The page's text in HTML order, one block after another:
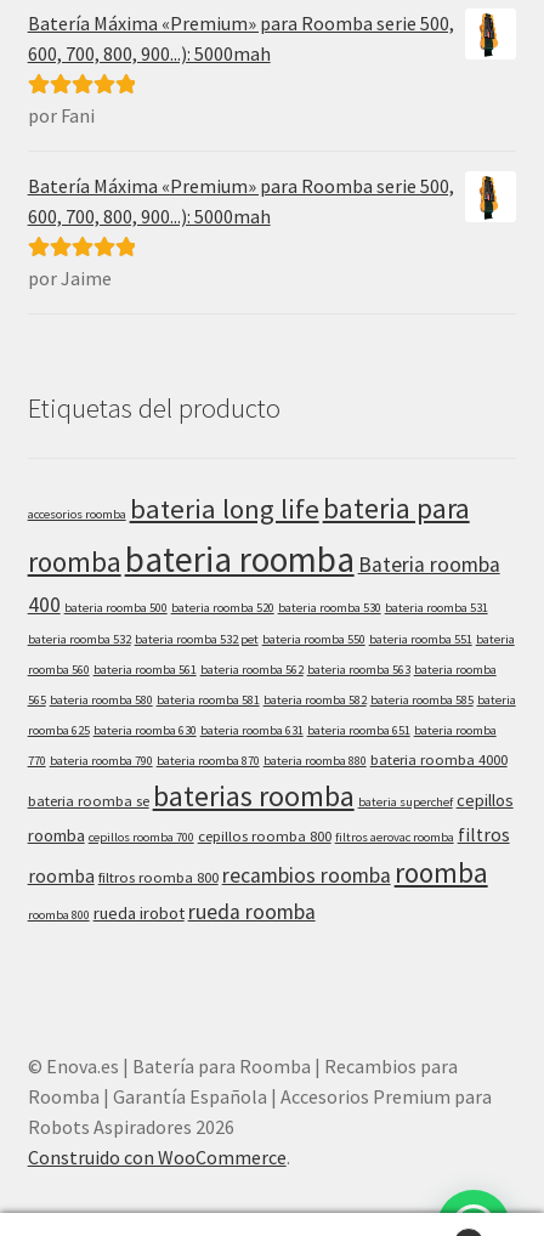
Batería Máxima «Premium» para Roomba serie 500,
600, 700, 800, 900...): 5000mah
Valorado con
por Fani
Batería Máxima «Premium» para Roomba serie 500,
600, 700, 800, 900...): 5000mah
Valorado con
por Jaime
Etiquetas del producto
accesorios roomba bateria long life bateria para
roomba bateria roomba Bateria roomba
400 bateria roomba 500 bateria roomba 520 bateria roomba 530 bateria roomba 531
bateria roomba 532 bateria roomba 532 pet bateria roomba 550 bateria roomba 551 bateria
roomba 560 bateria roomba 561 bateria roomba 562 bateria roomba 563 bateria roomba
565 bateria roomba 580 bateria roomba 581 bateria roomba 582 bateria roomba 585 bateria
roomba 625 bateria roomba 630 bateria roomba 631 bateria roomba 651 bateria roomba
770 bateria roomba 790 bateria roomba 870 bateria roomba 880 bateria roomba 4000
bateria roomba se baterias roomba bateria superchef cepillos
roomba cepillos roomba 700 cepillos roomba 800 filtros aerovac roomba filtros
roomba filtros roomba 800 recambios roomba roomba
roomba 800 rueda irobot rueda roomba
© Enova.es | Batería para Roomba | Recambios para
Roomba | Garantía Española | Accesorios Premium para
Robots Aspiradores 2026
Construido con WooCommerce.